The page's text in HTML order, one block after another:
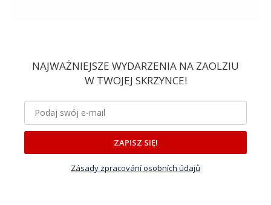
NAJWAŻNIEJSZE WYDARZENIA NA ZAOLZIU
W TWOJEJ SKRZYNCE!
ZAPISZ SIĘ!
Zásady zpracování osobních údajů